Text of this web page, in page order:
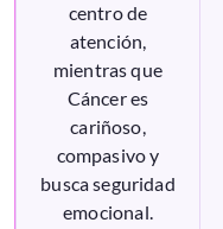
centro de
atención,
mientras que
Cáncer es
cariñoso,
compasivo y
busca seguridad
emocional.